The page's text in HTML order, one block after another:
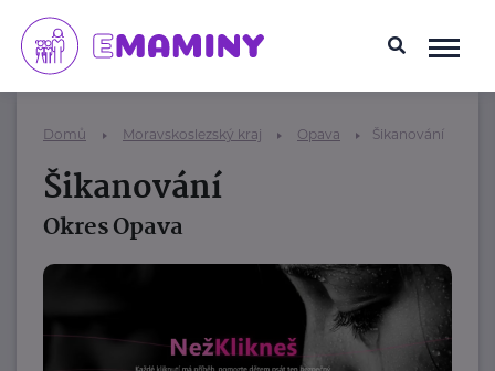
Domů Moravskoslezský kraj Opava Šikanování
Šikanování
Okres Opava